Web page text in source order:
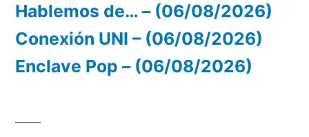
Hablemos de… – (06/08/2026)
Conexión UNI – (06/08/2026)
Enclave Pop – (06/08/2026)